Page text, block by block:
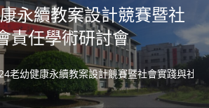
永續教案設計競賽暨社
責任學術研討會
老幼健康永續教案設計競賽暨社會實踐與社